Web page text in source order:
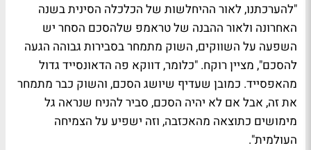
"להערכתנו, לאור ההיחלשות של הכלכלה הסינית בשנה
האחרונה ולאור ההבנה של טראמפ שלהסכם הסחר יש
השפעה על השווקים, השוק מתמחר בסבירות גבוהה הגעה
להסכם", מציין רוקח. "כלומר, דווקא פה הדאונסייד גדול
מהאפסייד. כמובן שעדיף שיושג הסכם, והשוק כבר מתמחר
את זה, אבל אם לא יהיה הסכם, סביר להניח שנראה גל
מימושים כתוצאה מהאכזבה, וזה ישפיע על הצמיחה
העולמית".